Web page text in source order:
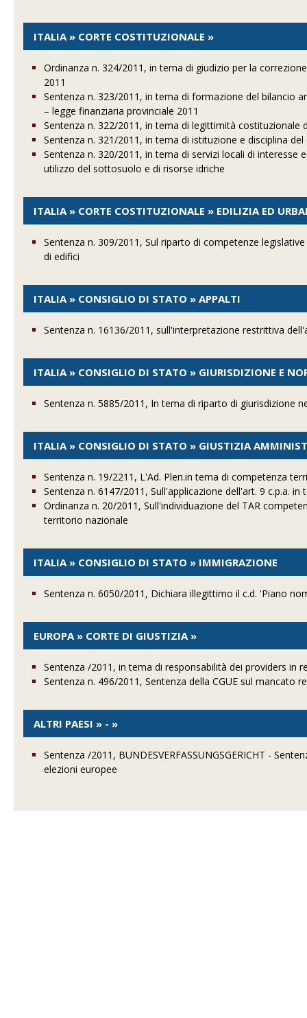
ITALIA » CORTE COSTITUZIONALE »
Ordinanza n. 324/2011, in tema di giudizio per la
2011
Sentenza n. 323/2011, in tema di formazione del bilancio
– legge finanziaria provinciale 2011
Sentenza n. 322/2011, in tema di legittimità costituzionale
Sentenza n. 321/2011, in tema di istituzione e disciplina
Sentenza n. 320/2011, in tema di servizi locali di
utilizzo del sottosuolo e di risorse idriche
ITALIA » CORTE COSTITUZIONALE » EDILIZIA ED
Sentenza n. 309/2011, Sul riparto di competenze
di edifici
ITALIA » CONSIGLIO DI STATO » APPALTI
Sentenza n. 16136/2011, sull'interpretazione restrittiva
ITALIA » CONSIGLIO DI STATO » GIURISDIZIONE E
Sentenza n. 5885/2011, In tema di riparto di giurisdizione
ITALIA » CONSIGLIO DI STATO » GIUSTIZIA
Sentenza n. 19/2211, L'Ad. Plen.in tema di competenza
Sentenza n. 6147/2011, Sull'applicazione dell'art. 9 c.p.a.
Ordinanza n. 20/2011, Sull'individuazione del TAR
territorio nazionale
ITALIA » CONSIGLIO DI STATO » IMMIGRAZIONE
Sentenza n. 6050/2011, Dichiara illegittimo il c.d. 'Piano
EUROPA » CORTE DI GIUSTIZIA »
Sentenza /2011, in tema di responsabilità dei providers in
Sentenza n. 496/2011, Sentenza della CGUE sul
ALTRI PAESI » - »
Sentenza /2011, BUNDESVERFASSUNGSGERICHT -
elezioni europee